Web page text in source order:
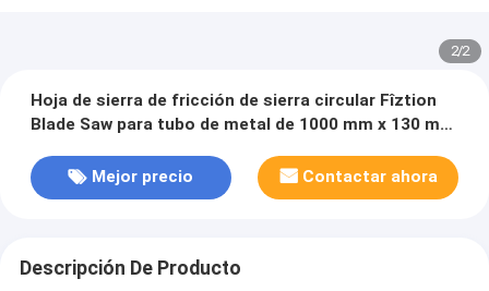
2/2
Hoja de sierra de fricción de sierra circular Fîztion
Blade Saw para tubo de metal de 1000 mm x 130 mm
Mejor precio
Contactar ahora
Descripción De Producto